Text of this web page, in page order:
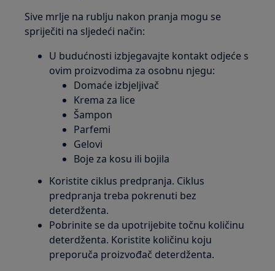
Sive mrlje na rublju nakon pranja mogu se
spriječiti na sljedeći način:
U budućnosti izbjegavajte kontakt odjeće s
ovim proizvodima za osobnu njegu:
Domaće izbjeljivač
Krema za lice
Šampon
Parfemi
Gelovi
Boje za kosu ili bojila
Koristite ciklus predpranja. Ciklus
predpranja treba pokrenuti bez
deterdženta.
Pobrinite se da upotrijebite točnu količinu
deterdženta. Koristite količinu koju
preporuča proizvođač deterdženta.